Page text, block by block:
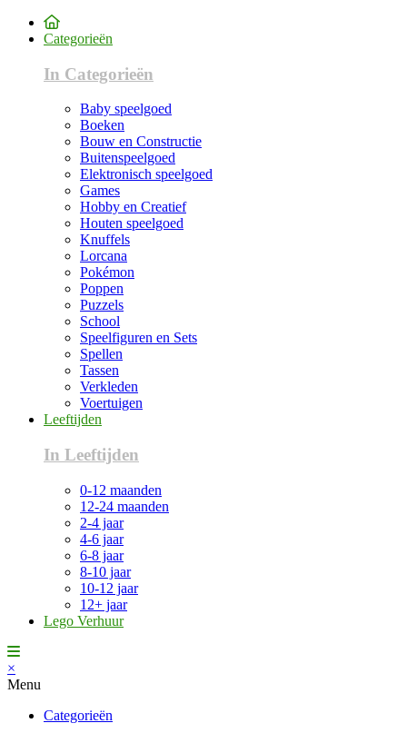
Categorieën
In Categorieën
Baby speelgoed
Boeken
Bouw en Constructie
Buitenspeelgoed
Elektronisch speelgoed
Games
Hobby en Creatief
Houten speelgoed
Knuffels
Lorcana
Pokémon
Poppen
Puzzels
School
Speelfiguren en Sets
Spellen
Tassen
Verkleden
Voertuigen
Leeftijden
In Leeftijden
0-12 maanden
12-24 maanden
2-4 jaar
4-6 jaar
6-8 jaar
8-10 jaar
10-12 jaar
12+ jaar
Lego Verhuur
×
Menu
Categorieën